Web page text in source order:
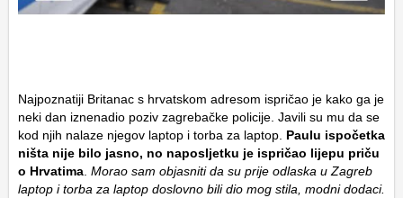
Najpoznatiji Britanac s hrvatskom adresom ispričao je kako ga je
neki dan iznenadio poziv zagrebačke policije. Javili su mu da se
kod njih nalaze njegov laptop i torba za laptop. Paulu ispočetka
ništa nije bilo jasno, no naposljetku je ispričao lijepu priču
o Hrvatima Morao sam objasniti da su prije odlaska u Zagreb
laptop i torba za laptop doslovno bili dio mog stila, modni dodaci.